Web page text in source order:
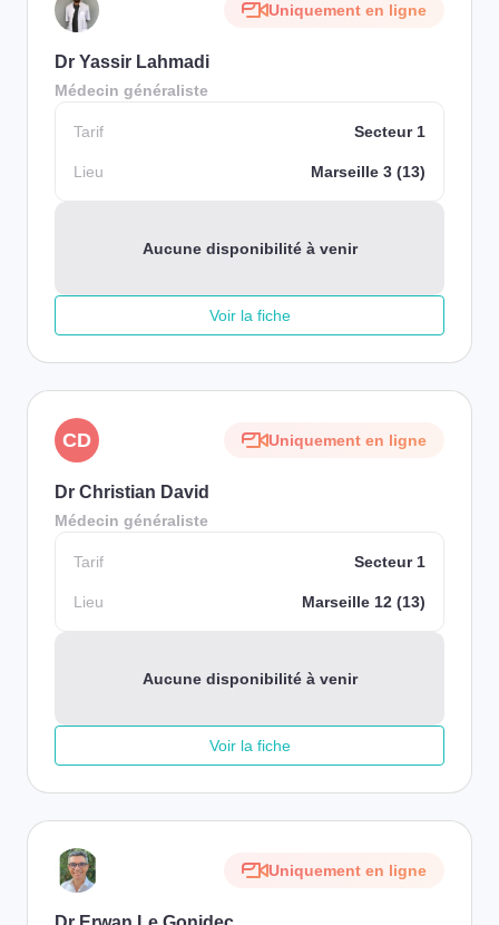
Uniquement en ligne
Dr Yassir Lahmadi
Médecin généraliste
Tarif Secteur 1
Lieu Marseille 3 (13)
Aucune disponibilité à venir
Voir la fiche
CD Uniquement en ligne
Dr Christian David
Médecin généraliste
Tarif Secteur 1
Lieu Marseille 12 (13)
Aucune disponibilité à venir
Voir la fiche
Uniquement en ligne